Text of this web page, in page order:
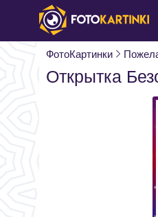
ФотоКартинки
Открытка